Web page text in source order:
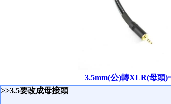
3.5mm(公)轉XLR(母頭)
>>3.5要改成母接頭